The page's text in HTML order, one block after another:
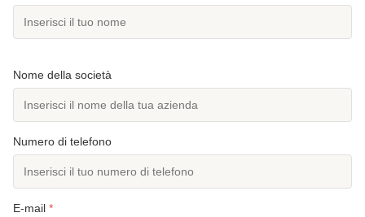
Nome della società
Numero di telefono
E-mail *